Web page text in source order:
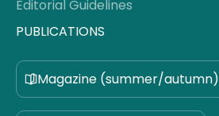
Editorial Guidelines
PUBLICATIONS
Magazine (summer/autumn)